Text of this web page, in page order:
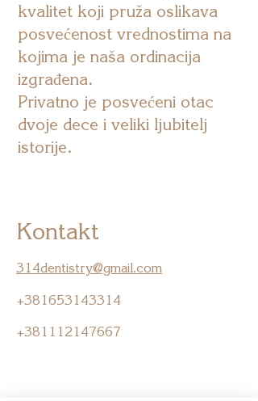
kvalitet koji pruža oslikava
posvećenost vrednostima na
kojima je naša ordinacija
izgrađena.
Privatno je posvećeni otac
dvoje dece i veliki ljubitelj
istorije.
Kontakt
314dentistry@gmail.com
+381653143314
+381112147667